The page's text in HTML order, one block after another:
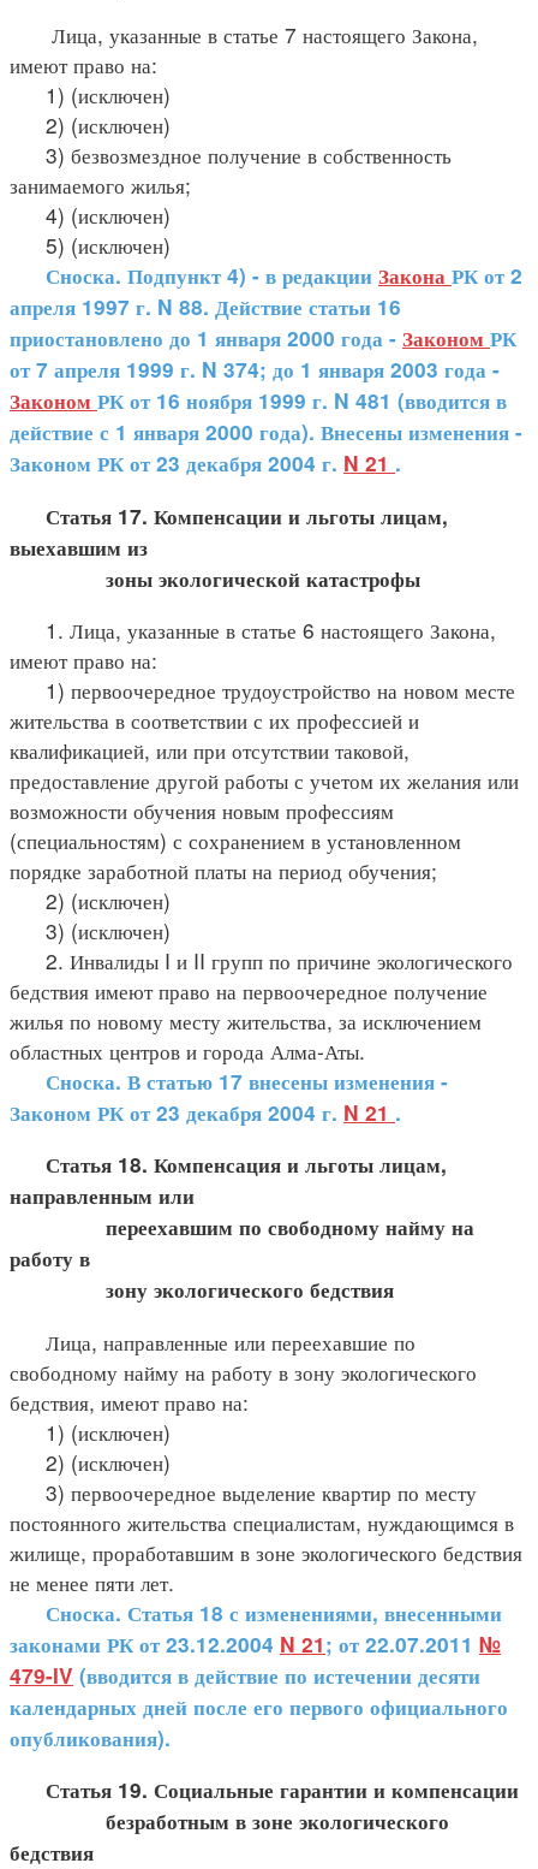
Лица, указанные в статье 7 настоящего Закона,
имеют право на:
1) (исключен)
2) (исключен)
3) безвозмездное получение в собственность
занимаемого жилья;
4) (исключен)
5) (исключен)
Сноска. Подпункт 4) - в редакции Закона РК от 2
апреля 1997 г. N 88. Действие статьи 16
приостановлено до 1 января 2000 года - Законом РК
от 7 апреля 1999 г. N 374; до 1 января 2003 года -
Законом РК от 16 ноября 1999 г. N 481 (вводится в
действие с 1 января 2000 года). Внесены изменения -
Законом РК от 23 декабря 2004 г. N 21 .
Статья 17. Компенсации и льготы лицам,
выехавшим из
зоны экологической катастрофы
1. Лица, указанные в статье 6 настоящего Закона,
имеют право на:
1) первоочередное трудоустройство на новом месте
жительства в соответствии с их профессией и
квалификацией, или при отсутствии таковой,
предоставление другой работы с учетом их желания или
возможности обучения новым профессиям
(специальностям) с сохранением в установленном
порядке заработной платы на период обучения;
2) (исключен)
3) (исключен)
2. Инвалиды I и II групп по причине экологического
бедствия имеют право на первоочередное получение
жилья по новому месту жительства, за исключением
областных центров и города Алма-Аты.
Сноска. В статью 17 внесены изменения -
Законом РК от 23 декабря 2004 г. N 21 .
Статья 18. Компенсация и льготы лицам,
направленным или
переехавшим по свободному найму на
работу в
зону экологического бедствия
Лица, направленные или переехавшие по
свободному найму на работу в зону экологического
бедствия, имеют право на:
1) (исключен)
2) (исключен)
3) первоочередное выделение квартир по месту
постоянного жительства специалистам, нуждающимся в
жилище, проработавшим в зоне экологического бедствия
не менее пяти лет.
Сноска. Статья 18 с изменениями, внесенными
законами РК от 23.12.2004 N 21; от 22.07.2011 №
479-IV (вводится в действие по истечении десяти
календарных дней после его первого официального
опубликования).
Статья 19. Социальные гарантии и компенсации
безработным в зоне экологического
бедствия